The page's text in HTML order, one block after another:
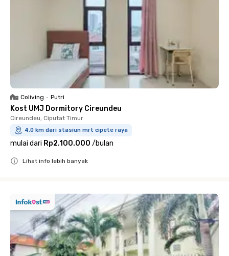
Coliving • Putri
Kost UMJ Dormitory Cireundeu
Cireundeu, Ciputat Timur
4.0 km dari stasiun mrt cipete raya
mulai dari Rp2.100.000 /bulan
Lihat info lebih banyak